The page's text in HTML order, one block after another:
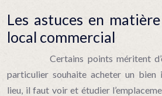
Les astuces en
local commercial
Certains points méritent
particulier souhaite acheter un bien
lieu, il faut voir et étudier